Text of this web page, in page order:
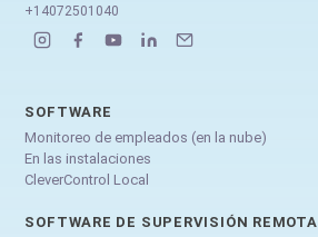
+14072501040
SOFTWARE
Monitoreo de empleados (en la nube)
En las instalaciones
CleverControl Local
SOFTWARE DE SUPERVISIÓN REMOTA